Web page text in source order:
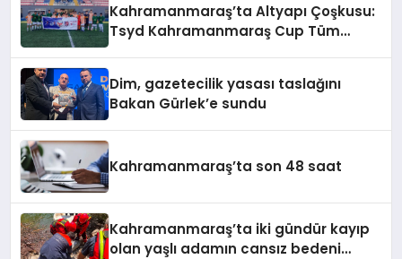
Kahramanmaraş’ta Altyapı Çoşkusu:
Tsyd Kahramanmaraş Cup Tüm
Dim, gazetecilik yasası taslağını
Bakan Gürlek’e sundu
Kahramanmaraş’ta son 48 saat
Kahramanmaraş’ta iki gündür kayıp
olan yaşlı adamın cansız bedeni